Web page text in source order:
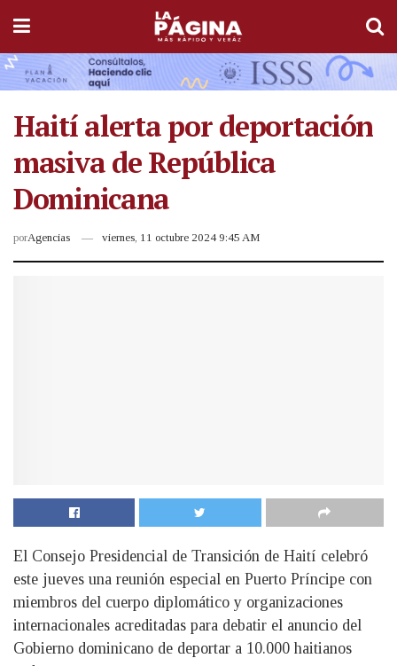
Haití alerta por deportación
masiva de República
Dominicana
porAgencias viernes, 11 octubre 2024 9:45 AM
El Consejo Presidencial de Transición de Haití celebró
este jueves una reunión especial en Puerto Príncipe con
miembros del cuerpo diplomático y organizaciones
internacionales acreditadas para debatir el anuncio del
Gobierno dominicano de deportar a 10.000 haitianos